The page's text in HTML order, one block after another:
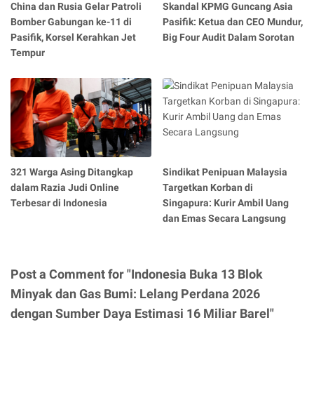
China dan Rusia Gelar Patroli
Bomber Gabungan ke-11 di
Pasifik, Korsel Kerahkan Jet
Tempur
Skandal KPMG Guncang Asia
Pasifik: Ketua dan CEO Mundur,
Big Four Audit Dalam Sorotan
321 Warga Asing Ditangkap
dalam Razia Judi Online
Terbesar di Indonesia
Sindikat Penipuan Malaysia
Targetkan Korban di
Singapura: Kurir Ambil Uang
dan Emas Secara Langsung
Post a Comment for "Indonesia Buka 13 Blok
Minyak dan Gas Bumi: Lelang Perdana 2026
dengan Sumber Daya Estimasi 16 Miliar Barel"